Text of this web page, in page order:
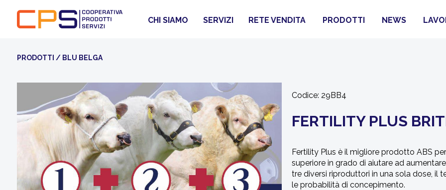
CHI SIAMO SERVIZI RETE VENDITA PRODOTTI NEWS
PRODOTTI / BLU BELGA
Codice: 29BB4
FERTILITY PLUS
Fertility Plus è il migliore prodotto ABS
superiore in grado di aiutare ad
tre diversi riproduttori in una sola dose, il
le probabilità di concepimento.